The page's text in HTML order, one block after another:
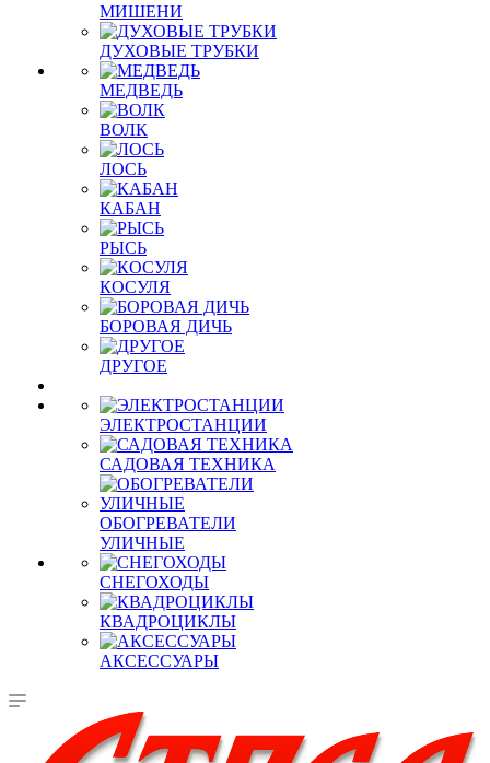
МИШЕНИ
ДУХОВЫЕ ТРУБКИ
МЕДВЕДЬ
ВОЛК
ЛОСЬ
КАБАН
РЫСЬ
КОСУЛЯ
БОРОВАЯ ДИЧЬ
ДРУГОЕ
ЭЛЕКТРОСТАНЦИИ
САДОВАЯ ТЕХНИКА
ОБОГРЕВАТЕЛИ
УЛИЧНЫЕ
СНЕГОХОДЫ
КВАДРОЦИКЛЫ
АКСЕССУАРЫ